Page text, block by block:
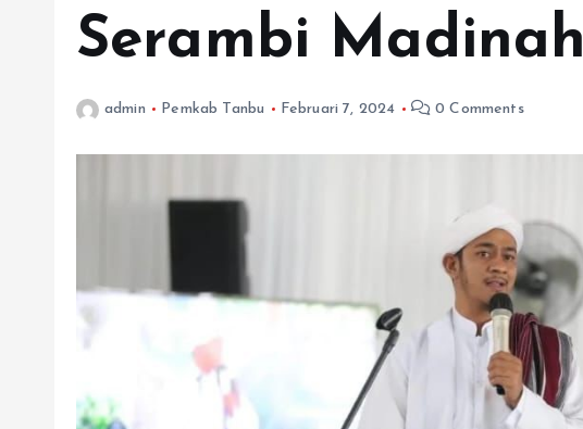
Serambi Madinah
admin Pemkab Tanbu Februari 7, 2024 0 Comments